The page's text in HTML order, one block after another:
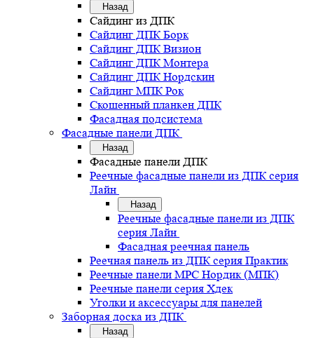
Назад
Сайдинг из ДПК
Сайдинг ДПК Борк
Сайдинг ДПК Визион
Сайдинг ДПК Монтера
Сайдинг ДПК Нордскин
Сайдинг МПК Рок
Скошенный планкен ДПК
Фасадная подсистема
Фасадные панели ДПК
Назад
Фасадные панели ДПК
Реечные фасадные панели из ДПК серия
Лайн
Назад
Реечные фасадные панели из ДПК
серия Лайн
Фасадная реечная панель
Реечная панель из ДПК серия Практик
Реечные панели MPC Нордик (МПК)
Реечные панели серия Хдек
Уголки и аксессуары для панелей
Заборная доска из ДПК
Назад